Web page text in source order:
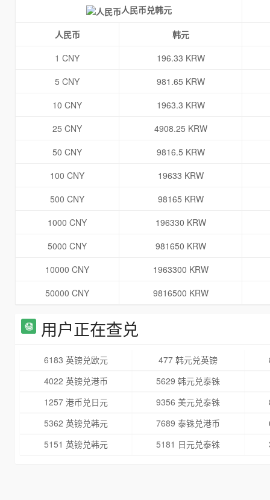
人民币兑韩元
人民币
韩元
1 CNY
196.33 KRW
5 CNY
981.65 KRW
10 CNY
1963.3 KRW
25 CNY
4908.25 KRW
50 CNY
9816.5 KRW
100 CNY
19633 KRW
500 CNY
98165 KRW
1000 CNY
196330 KRW
5000 CNY
981650 KRW
10000 CNY
1963300 KRW
50000 CNY
9816500 KRW
用户正在查兑
6183 英镑兑欧元 477 韩元兑英镑
4022 英镑兑港币
5629 韩元兑泰铢
1257 港币兑日元
9356 美元兑泰铢
5362 英镑兑韩元
7689 泰铢兑港币
5151 英镑兑韩元
5181 日元兑泰铢